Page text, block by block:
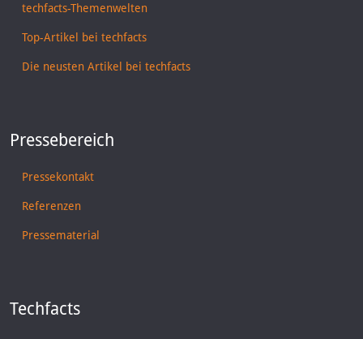
techfacts-Themenwelten
Top-Artikel bei techfacts
Die neusten Artikel bei techfacts
Pressebereich
Pressekontakt
Referenzen
Pressematerial
Techfacts